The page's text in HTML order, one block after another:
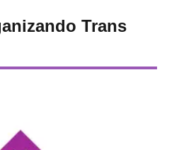
Trans